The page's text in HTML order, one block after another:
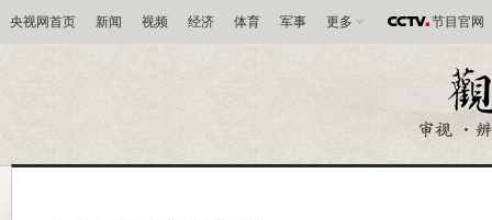
央视网首页 新闻 视频 经济 体育 军事 更多 节目官网